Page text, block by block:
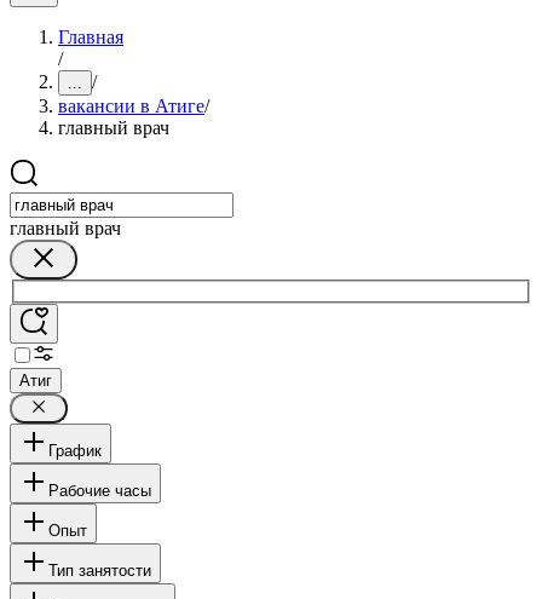
Главная
/
... /
вакансии в Атиге/
главный врач
главный врач
Атиг
График
Рабочие часы
Опыт
Тип занятости